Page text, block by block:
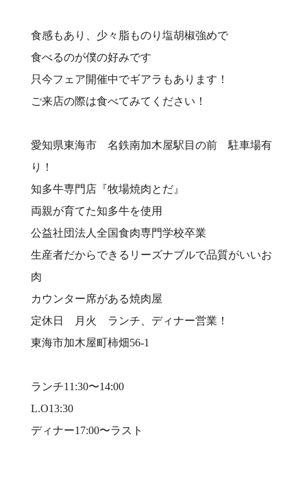
食感もあり、少々脂ものり塩胡椒強めで
食べるのが僕の好みです
只今フェア開催中でギアラもあります！
ご来店の際は食べてみてください！
愛知県東海市 名鉄南加木屋駅目の前 駐車場有
り！⠀
知多牛専門店『牧場焼肉とだ』⠀
両親が育てた知多牛を使用⠀
公益社団法人全国食肉専門学校卒業⠀
生産者だからできるリーズナブルで品質がいいお
肉⠀
カウンター席がある焼肉屋⠀
定休日 月火 ランチ、ディナー営業！⠀
東海市加木屋町柿畑56-1⠀
ランチ11:30〜14:00⠀
L.O13:30⠀
ディナー17:00〜ラスト⠀